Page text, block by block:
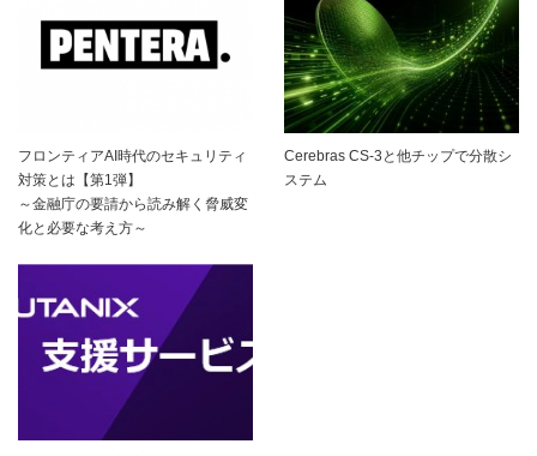
フロンティアAI時代のセキュリティ
対策とは【第1弾】
～金融庁の要請から読み解く脅威変
化と必要な考え方～
Cerebras CS-3と他チップで分散シ
ステム